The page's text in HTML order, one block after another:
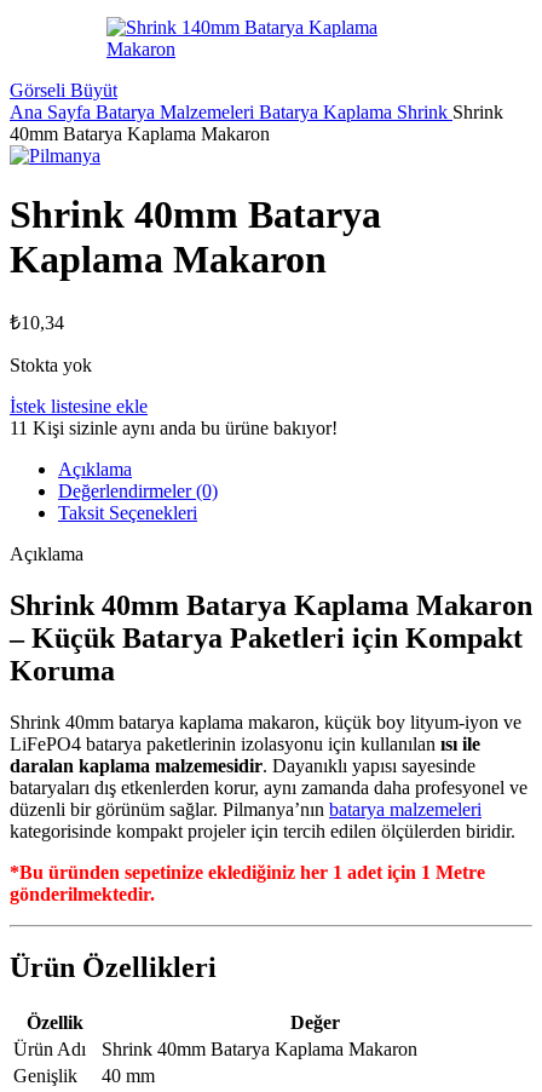
Görseli Büyüt
Ana Sayfa Batarya Malzemeleri Batarya Kaplama Shrink Shrink
40mm Batarya Kaplama Makaron
Shrink 40mm Batarya
Kaplama Makaron
₺10,34
Stokta yok
İstek listesine ekle
11 Kişi sizinle aynı anda bu ürüne bakıyor!
Açıklama
Değerlendirmeler (0)
Taksit Seçenekleri
Açıklama
Shrink 40mm Batarya Kaplama Makaron
– Küçük Batarya Paketleri için Kompakt
Koruma
Shrink 40mm batarya kaplama makaron, küçük boy lityum-iyon ve
LiFePO4 batarya paketlerinin izolasyonu için kullanılan ısı ile
daralan kaplama malzemesidir. Dayanıklı yapısı sayesinde
bataryaları dış etkenlerden korur, aynı zamanda daha profesyonel ve
düzenli bir görünüm sağlar. Pilmanya’nın batarya malzemeleri
kategorisinde kompakt projeler için tercih edilen ölçülerden biridir.
*Bu üründen sepetinize eklediğiniz her 1 adet için 1 Metre
gönderilmektedir.
Ürün Özellikleri
Özellik
Değer
Ürün Adı
Shrink 40mm Batarya Kaplama Makaron
Genişlik
40 mm